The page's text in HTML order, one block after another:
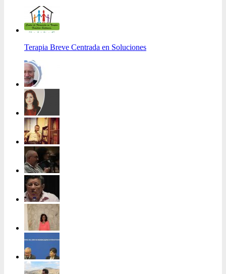
Terapia Breve Centrada en Soluciones